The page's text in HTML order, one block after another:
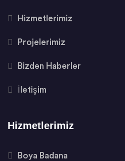
Hizmetlerimiz
Projelerimiz
Bizden Haberler
İletişim
Hizmetlerimiz
Boya Badana